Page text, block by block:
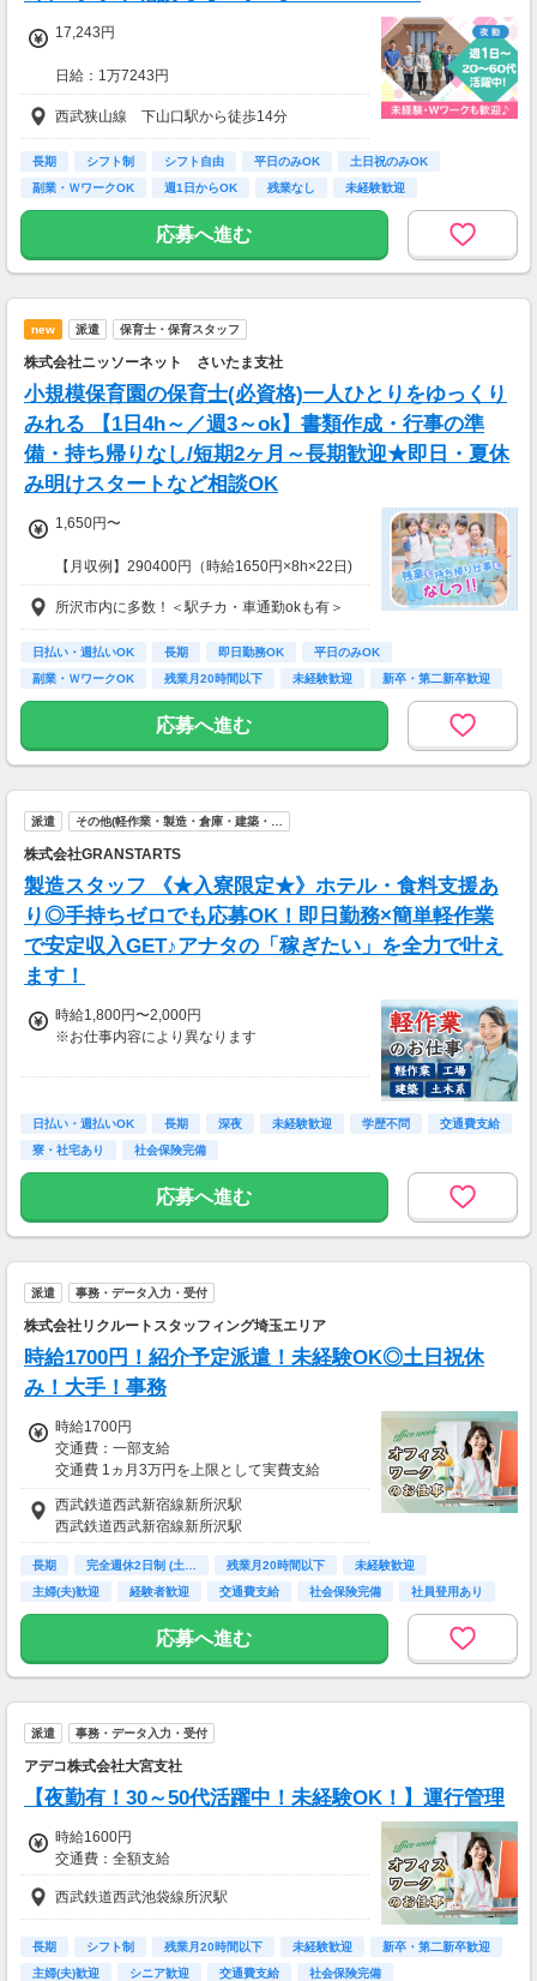
→金曜日締め最短翌週火曜日にお給料GET♪
（稼働開始時は手続き完了次第となります）
※車・バイク通勤に関して施設により異なる場
合あり（応相談）
17,243円
日給：1万7243円
※深夜割増賃金含む
・交通費規定内支給（バイク通勤・車通勤OK）
・試用期間なし
・雇用期間の定めあり（原則6ヶ月、4月・10月
※個人評価、会社の経営状況により判断
※更新上限：年数及び回数に上限無し
・昇給あり（年2回 個人の評価による）
＜月8日出勤の場合＞
日給17243円×週2日=月収137944円
西武狭山線 下山口駅から徒歩14分
長期 シフト制 シフト自由 平日のみOK
土日祝のみOK
副業・ＷワークOK
週1日からOK 残業なし 未経験歓迎
応募へ進む
new 派遣 保育士・保育スタッフ
株式会社ニッソーネット さいたま支社
小規模保育園の保育士(必資格)一人ひとりをゆっくり
みれる 【1日4h～／週3～ok】書類作成・行事の準
備・持ち帰りなし/短期2ヶ月～長期歓迎★即日・夏休
み明けスタートなど相談OK
1,650円〜
【月収例】290400円（時給1650円×8h×22日)
7：00～19：00で1日4ｈ～、週3～5日(週20h
以上)
★シフト例：9-18時、7-11時、8-12時、9-16時
など
間など相談OK！
★短期2ヶ月～長期歓迎！
所沢市内に多数！＜駅チカ・車通勤okも有＞
日払い・週払いOK 長期 即日勤務OK
平日のみOK
副業・ＷワークOK
残業月20時間以下 未経験歓迎
新卒・第二新卒歓迎
フリーター歓迎
応募へ進む
派遣 その他(軽作業・製造・倉庫・建築・…
株式会社GRANSTARTS
製造スタッフ 《★入寮限定★》ホテル・食料支援あ
り◎手持ちゼロでも応募OK！即日勤務×簡単軽作業
で安定収入GET♪アナタの「稼ぎたい」を全力で叶え
ます！
時給1,800円〜2,000円
※お仕事内容により異なります
＼最大時給2,000円も可能！／
＜各種手当＞
・深夜手当：時給2,000円〜
・休日出勤手当：時給2,160円〜
当）
日払い・週払いOK 長期 深夜 未経験歓迎 学歴不問
交通費支給
寮・社宅あり
社会保険完備
応募へ進む
派遣 事務・データ入力・受付
株式会社リクルートスタッフィング埼玉エリア
時給1700円！紹介予定派遣！未経験OK◎土日祝休
み！大手！事務
時給1700円
交通費：一部支給
交通費 1ヵ月3万円を上限として実費支給
月収例 29万3250円 時給1700円×実働8h×週5日
×4週+残業10h
※月収例を保証するものではありません。
ha_rs_001
西武鉄道西武新宿線新所沢駅
西武鉄道西武新宿線新所沢駅
長期 完全週休2日制 (土… 残業月20時間以下
未経験歓迎
主婦(夫)歓迎
経験者歓迎 交通費支給 社会保険完備 社員登用あり
応募へ進む
派遣 事務・データ入力・受付
アデコ株式会社大宮支社
【夜勤有！30～50代活躍中！未経験OK！】運行管理
時給1600円
交通費：全額支給
西武鉄道西武池袋線所沢駅
長期 シフト制 残業月20時間以下 未経験歓迎
新卒・第二新卒歓迎
主婦(夫)歓迎
シニア歓迎 交通費支給 社会保険完備